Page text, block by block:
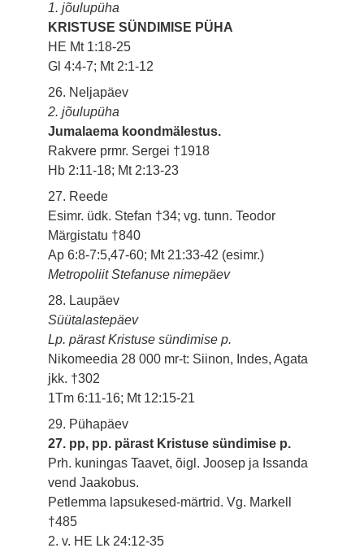
1. jõulupüha
KRISTUSE SÜNDIMISE PÜHA
HE Mt 1:18-25
Gl 4:4-7; Mt 2:1-12
26. Neljapäev
2. jõulupüha
Jumalaema koondmälestus.
Rakvere prmr. Sergei †1918
Hb 2:11-18; Mt 2:13-23
27. Reede
Esimr. üdk. Stefan †34; vg. tunn. Teodor
Märgistatu †840
Ap 6:8-7:5,47-60; Mt 21:33-42 (esimr.)
Metropoliit Stefanuse nimepäev
28. Laupäev
Süütalastepäev
Lp. pärast Kristuse sündimise p.
Nikomeedia 28 000 mr-t: Siinon, Indes, Agata
jkk. †302
1Tm 6:11-16; Mt 12:15-21
29. Pühapäev
27. pp, pp. pärast Kristuse sündimise p.
Prh. kuningas Taavet, õigl. Joosep ja Issanda
vend Jaakobus.
Petlemma lapsukesed-märtrid. Vg. Markell
†485
2. v. HE Lk 24:12-35